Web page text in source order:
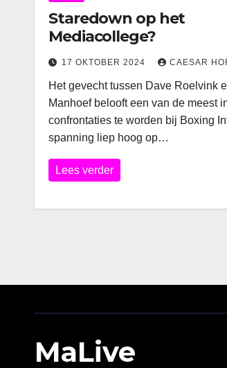
Staredown op het
Mediacollege?
17 OKTOBER 2024 CAESAR
Het gevecht tussen Dave Roelvink
Manhoef belooft een van de meest
confrontaties te worden bij Boxing
spanning liep hoog op…
Lees verder
MaLive